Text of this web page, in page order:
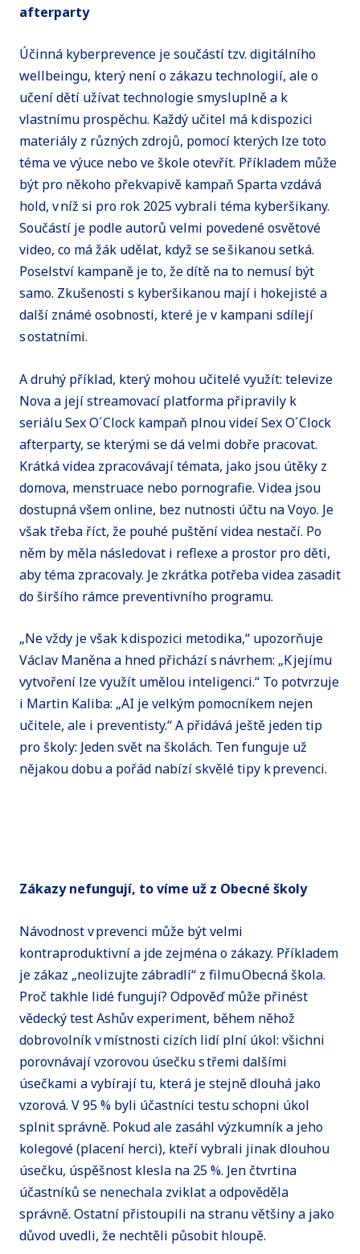
afterparty
Účinná kyberprevence je součástí tzv. digitálního
wellbeingu, který není o zákazu technologií, ale o
učení dětí užívat technologie smysluplně a k
vlastnímu prospěchu. Každý učitel má k dispozici
materiály z různých zdrojů, pomocí kterých lze toto
téma ve výuce nebo ve škole otevřít. Příkladem může
být pro někoho překvapivě kampaň Sparta vzdává
hold, v níž si pro rok 2025 vybrali téma kyberšikany.
Součástí je podle autorů velmi povedené osvětové
video, co má žák udělat, když se se šikanou setká.
Poselství kampaně je to, že dítě na to nemusí být
samo. Zkušenosti s kyberšikanou mají i hokejisté a
další známé osobnosti, které je v kampani sdílejí
s ostatními.
A druhý příklad, který mohou učitelé využít: televize
Nova a její streamovací platforma připravily k
seriálu Sex O´Clock kampaň plnou videí Sex O´Clock
afterparty, se kterými se dá velmi dobře pracovat.
Krátká videa zpracovávají témata, jako jsou útěky z
domova, menstruace nebo pornografie. Videa jsou
dostupná všem online, bez nutnosti účtu na Voyo. Je
však třeba říct, že pouhé puštění videa nestačí. Po
něm by měla následovat i reflexe a prostor pro děti,
aby téma zpracovaly. Je zkrátka potřeba videa zasadit
do širšího rámce preventivního programu.
„Ne vždy je však k dispozici metodika,“ upozorňuje
Václav Maněna a hned přichází s návrhem: „K jejímu
vytvoření lze využít umělou inteligenci.“ To potvrzuje
i Martin Kaliba: „AI je velkým pomocníkem nejen
učitele, ale i preventisty.“ A přidává ještě jeden tip
pro školy: Jeden svět na školách. Ten funguje už
nějakou dobu a pořád nabízí skvělé tipy k prevenci.
Zákazy nefungují, to víme už z Obecné školy
Návodnost v prevenci může být velmi
kontraproduktivní a jde zejména o zákazy. Příkladem
je zákaz „neolizujte zábradlí“ z filmu Obecná škola.
Proč takhle lidé fungují? Odpověď může přinést
vědecký test Ashův experiment, během něhož
dobrovolník v místnosti cizích lidí plní úkol: všichni
porovnávají vzorovou úsečku s třemi dalšími
úsečkami a vybírají tu, která je stejně dlouhá jako
vzorová. V 95 % byli účastníci testu schopni úkol
splnit správně. Pokud ale zasáhl výzkumník a jeho
kolegové (placení herci), kteří vybrali jinak dlouhou
úsečku, úspěšnost klesla na 25 %. Jen čtvrtina
účastníků se nenechala zviklat a odpověděla
správně. Ostatní přistoupili na stranu většiny a jako
důvod uvedli, že nechtěli působit hloupě.